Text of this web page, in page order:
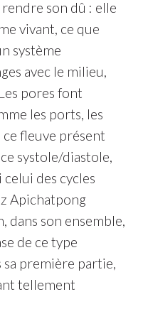
rendre son dû : elle
vivant, ce que
système
avec le milieu,
pores font
les ports, les
ce fleuve présent
systole/diastole,
des cycles
Apichatpong
dans son ensemble,
de ce type
sa première partie,
tellement